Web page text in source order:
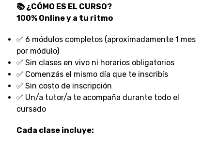
📚 ¿CÓMO ES EL CURSO?
100% Online y a tu ritmo
✅ 6 módulos completos (aproximadamente 1 mes
por módulo)
✅ Sin clases en vivo ni horarios obligatorios
✅ Comenzás el mismo día que te inscribís
✅ Sin costo de inscripción
✅ Un/a tutor/a te acompaña durante todo el
cursado
Cada clase incluye: